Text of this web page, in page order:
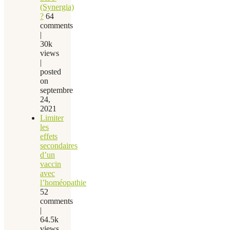
(Synergia)
? 64
comments
|
30k
views
|
posted
on
septembre
24,
2021
Limiter
les
effets
secondaires
d’un
vaccin
avec
l’homéopathie
52
comments
|
64.5k